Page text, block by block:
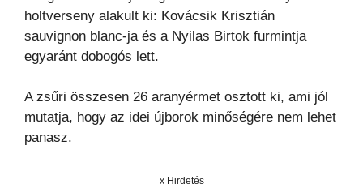
holtverseny alakult ki: Kovácsik Krisztián
sauvignon blanc-ja és a Nyilas Birtok furmintja
egyaránt dobogós lett.
A zsűri összesen 26 aranyérmet osztott ki, ami jól
mutatja, hogy az idei újborok minőségére nem lehet
panasz.
x Hirdetés